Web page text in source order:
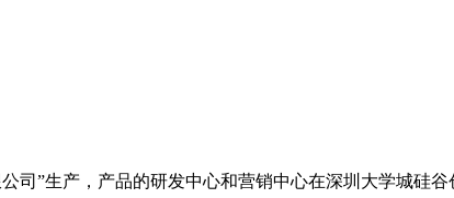
司”生产，产品的研发中心和营销中心在深圳大学城硅谷